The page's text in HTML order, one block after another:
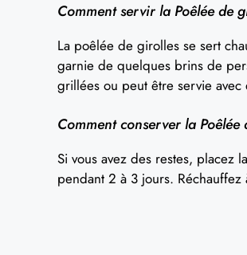
Comment servir la Poêlée de
La poêlée de girolles se sert
garnie de quelques brins de
grillées ou peut être servie avec
Comment conserver la Poêlée
Si vous avez des restes, placez
pendant 2 à 3 jours.